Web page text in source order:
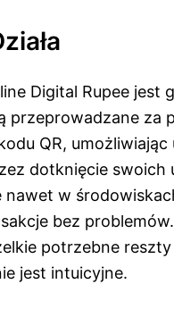
Digital Rupee
przeprowadzane za
QR,
dotknięcie
nawet w
bez
potrzebne
jest intuicyjne.